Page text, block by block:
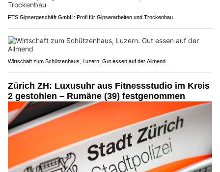
FTS Gipsergeschäft GmbH: Profi für Gipserarbeiten und Trockenbau
Wirtschaft zum Schützenhaus, Luzern: Gut essen auf der Allmend
Zürich ZH: Luxusuhr aus Fitnessstudio im Kreis
2 gestohlen – Rumäne (39) festgenommen